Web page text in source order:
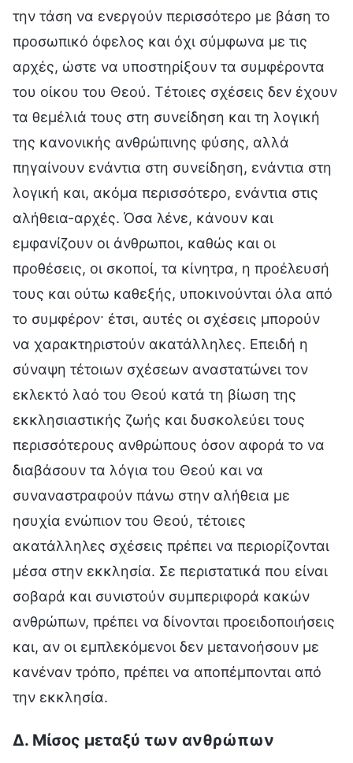
την τάση να ενεργούν περισσότερο με βάση το
προσωπικό όφελος και όχι σύμφωνα με τις
αρχές, ώστε να υποστηρίξουν τα συμφέροντα
του οίκου του Θεού. Τέτοιες σχέσεις δεν έχουν
τα θεμέλιά τους στη συνείδηση και τη λογική
της κανονικής ανθρώπινης φύσης, αλλά
πηγαίνουν ενάντια στη συνείδηση, ενάντια στη
λογική και, ακόμα περισσότερο, ενάντια στις
αλήθεια-αρχές. Όσα λένε, κάνουν και
εμφανίζουν οι άνθρωποι, καθώς και οι
προθέσεις, οι σκοποί, τα κίνητρα, η προέλευσή
τους και ούτω καθεξής, υποκινούνται όλα από
το συμφέρον· έτσι, αυτές οι σχέσεις μπορούν
να χαρακτηριστούν ακατάλληλες. Επειδή η
σύναψη τέτοιων σχέσεων αναστατώνει τον
εκλεκτό λαό του Θεού κατά τη βίωση της
εκκλησιαστικής ζωής και δυσκολεύει τους
περισσότερους ανθρώπους όσον αφορά το να
διαβάσουν τα λόγια του Θεού και να
συναναστραφούν πάνω στην αλήθεια με
ησυχία ενώπιον του Θεού, τέτοιες
ακατάλληλες σχέσεις πρέπει να περιορίζονται
μέσα στην εκκλησία. Σε περιστατικά που είναι
σοβαρά και συνιστούν συμπεριφορά κακών
ανθρώπων, πρέπει να δίνονται προειδοποιήσεις
και, αν οι εμπλεκόμενοι δεν μετανοήσουν με
κανέναν τρόπο, πρέπει να αποπέμπονται από
την εκκλησία.
Δ. Μίσος μεταξύ των ανθρώπων